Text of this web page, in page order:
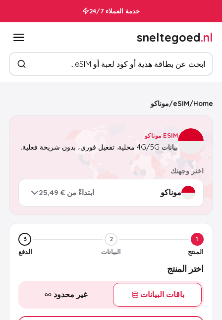
خدمة العملاء 24/7
sneltegoed.nl
ابحث عن المنتجات
Home
/
eSIM
/موناكو
ESIM موناكو
بيانات 4G/5G محلية. تفعيل فوري، بدون شريحة فعلية.
اختر وجهتك
ابتداءً من € 25,49
1
المنتج
2
البيانات
3
الدفع
اختر المنتج
باقات البيانات غير محدود